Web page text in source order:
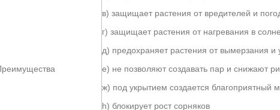
в) защищает растения от вредителей и
г) защищает растения от нагревания в
д) предохраняет растения от вымерзания
е) не позволяют создавать пар и снижают
ж) под укрытием создается благоприятный
h) блокирует рост сорняков